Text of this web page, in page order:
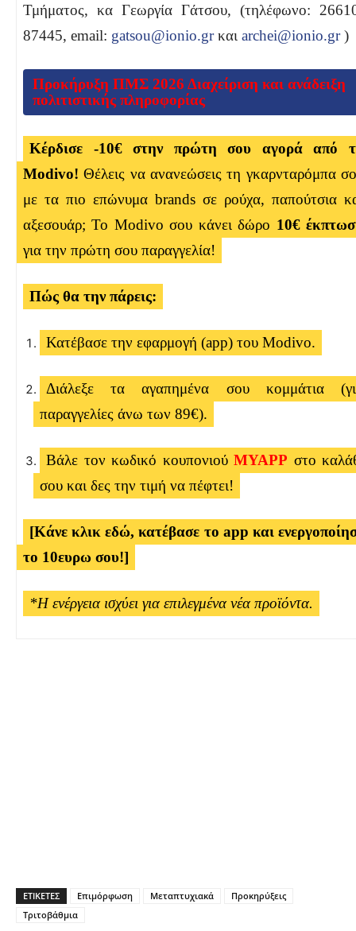
Τμήματος, κα Γεωργία Γάτσου, (τηλέφωνο:
87445, email: gatsou@ionio.grκαι archei@ionio.gr)
Προκήρυξη ΠΜΣ 2026 Διαχείριση και ανάδειξη
πολιτιστικής πληροφορίας
Κέρδισε -10€ στην πρώτη σου αγορά από
Modivo! Θέλεις να ανανεώσεις τη γκαρνταρόμπα
με τα πιο επώνυμα brands σε ρούχα, παπούτσια
αξεσουάρ; Το Modivo σου κάνει δώρο 10€
για την πρώτη σου παραγγελία!
Πώς θα την πάρεις:
Κατέβασε την εφαρμογή (app) του Modivo.
Διάλεξε τα αγαπημένα σου κομμάτια
παραγγελίες άνω των 89€).
Βάλε τον κωδικό κουπονιού MYAPP στο
σου και δες την τιμή να πέφτει!
[Κάνε κλικ εδώ, κατέβασε το app και
το 10ευρω σου!]
*Η ενέργεια ισχύει για επιλεγμένα νέα προϊόντα.
ΕΤΙΚΕΤΕΣ Επιμόρφωση Μεταπτυχιακά
Προκηρύξεις
Τριτοβάθμια